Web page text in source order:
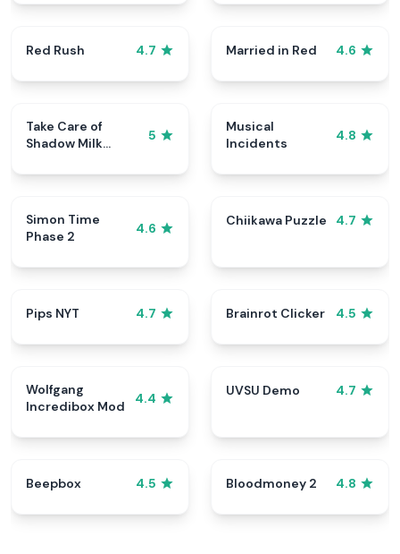
Red Rush 4.7 Married in Red 4.6
Take Care of
Shadow Milk
5
Musical
Incidents
4.8
Simon Time
Phase 2
4.6
Chiikawa Puzzle 4.7
Pips NYT 4.7 Brainrot Clicker 4.5
Wolfgang
Incredibox Mod
4.4
UVSU Demo 4.7
Beepbox 4.5 Bloodmoney 2 4.8